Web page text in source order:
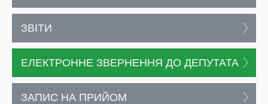
ЗВІТИ
ЕЛЕКТРОННЕ ЗВЕРНЕННЯ ДО ДЕПУТАТА
ЗАПИС НА ПРИЙОМ